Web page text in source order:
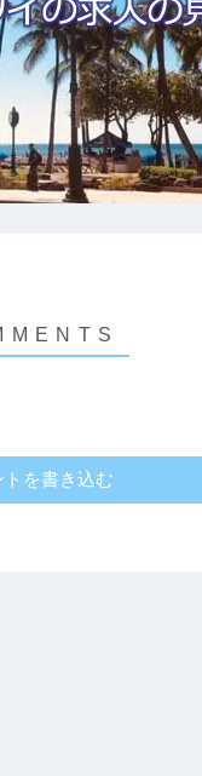
を書き込む